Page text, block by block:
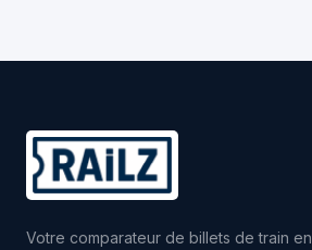
Votre comparateur de billets de train en